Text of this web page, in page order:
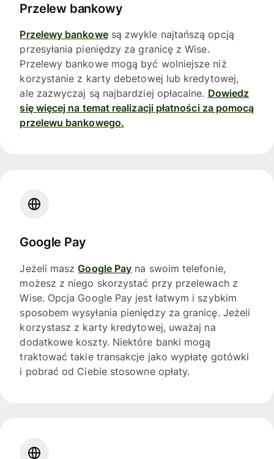
Przelew bankowy
Przelewy bankowesą zwykle najtańszą opcją
przesyłania pieniędzy za granicę z Wise.
Przelewy bankowe mogą być wolniejsze niż
korzystanie z karty debetowej lub kredytowej,
ale zazwyczaj są najbardziej opłacalne. Dowiedz
się więcej na temat realizacji płatności za pomocą
przelewu bankowego.
Google Pay
Jeżeli maszGoogle Pay na swoim telefonie,
możesz z niego skorzystać przy przelewach z
Wise. Opcja Google Pay jest łatwym i szybkim
sposobem wysyłania pieniędzy za granicę. Jeżeli
korzystasz z karty kredytowej, uważaj na
dodatkowe koszty. Niektóre banki mogą
traktować takie transakcje jako wypłatę gotówki
i pobrać od Ciebie stosowne opłaty.